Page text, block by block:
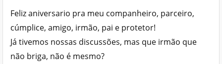
Feliz aniversario pra meu companheiro, parceiro,
cúmplice, amigo, irmão, pai e protetor!
Já tivemos nossas discussões, mas que irmão que
não briga, não é mesmo?